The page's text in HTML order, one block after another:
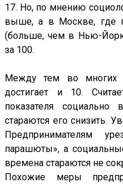
17. Но, по мнению
выше, а в Москве, где
(больше, чем в Нью-
за 100.
Между тем во многих
достигает и 10.
показателя социально
стараются его снизить.
Предпринимателям
парашюты», а
времена стараются не
Похожие меры